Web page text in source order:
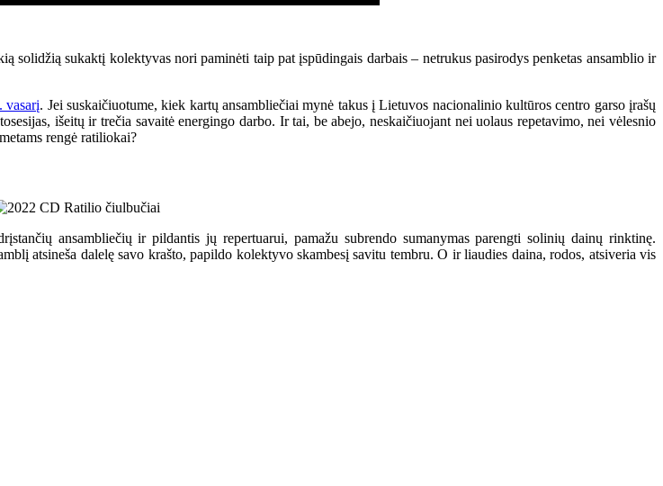
sukaktį kolektyvas nori paminėti taip pat įspūdingais darbais – netrukus pasirodys penketas ansamblio ir
vasarį. Jei suskaičiuotume, kiek kartų ansambliečiai mynė takus į Lietuvos nacionalinio kultūros centro garso įrašų
išeitų ir trečia savaitė energingo darbo. Ir tai, be abejo, neskaičiuojant nei uolaus repetavimo, nei vėlesnio
rengė ratiliokai?
ansambliečių ir pildantis jų repertuarui, pamažu subrendo sumanymas parengti solinių dainų rinktinę.
atsineša dalelę savo krašto, papildo kolektyvo skambesį savitu tembru. O ir liaudies daina, rodos, atsiveria vis